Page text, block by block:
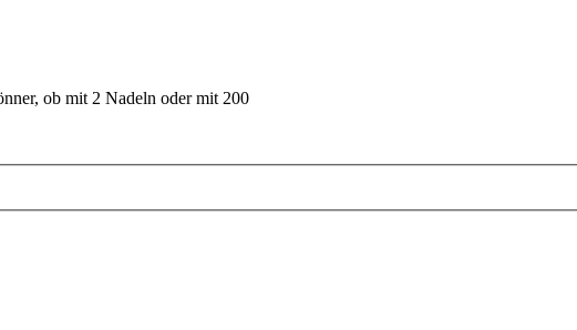
ob mit 2 Nadeln oder mit 200